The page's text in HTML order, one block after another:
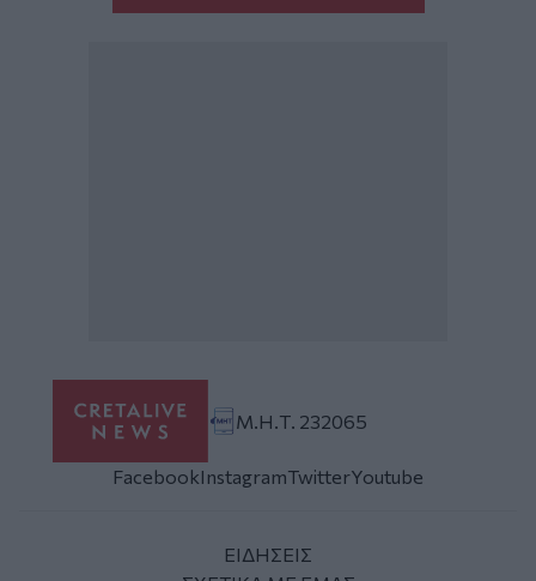
Μ.Η.Τ. 232065
FacebookInstagramTwitterYoutube
ΕΙΔΗΣΕΙΣ